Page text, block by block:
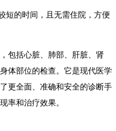
短的时间，且无需住院，方便
包括心脏、肺部、肝脏、肾
体部位的检查。它是现代医学
更全面、准确和安全的诊断手
率和治疗效果。